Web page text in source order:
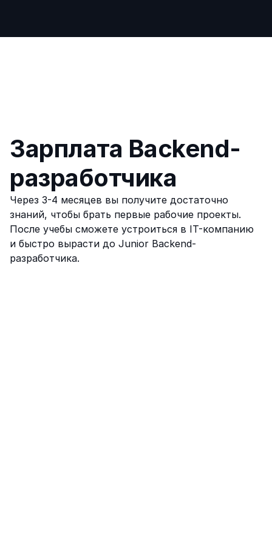
Зарплата Backend-
разработчика
Через 3-4 месяцев вы получите достаточно
знаний, чтобы брать первые рабочие проекты.
После учебы сможете устроиться в IT-компанию
и быстро вырасти до Junior Backend-
разработчика.